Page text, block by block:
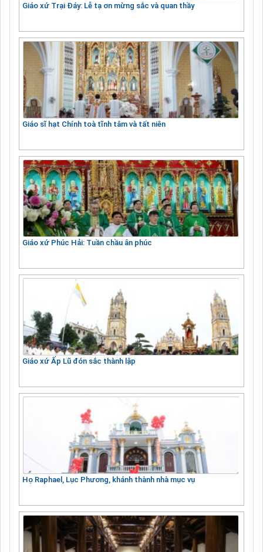
Giáo xứ Trại Đáy: Lễ tạ ơn mừng sắc và quan thầy
Giáo sĩ hạt Chính toà tĩnh tâm và tất niên
Giáo xứ Phúc Hải: Tuần chầu ân phúc
Giáo xứ Ấp Lũ đón sắc thành lập
Họ Raphael, Lục Phương, khánh thành nhà mục vụ